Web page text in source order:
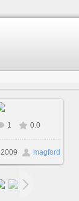
размере
/ 238.5Kb
1 0.0
magford